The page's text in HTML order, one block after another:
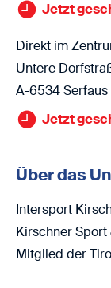
Jetzt
Direkt im
Untere
A-6534 Serfaus
Jetzt
Über das
Intersport
Kirschner
Mitglied der